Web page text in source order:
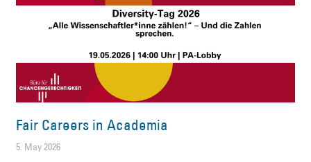
Fair Careers in Academia
5. May 2026